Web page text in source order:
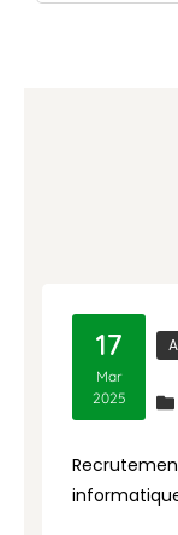
17
Mar
2025